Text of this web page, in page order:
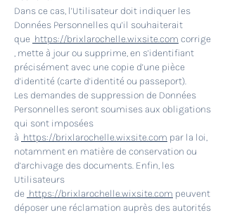
Dans ce cas, l’Utilisateur doit indiquer les
Données Personnelles qu’il souhaiterait
que https://brixlarochelle.wixsite.com corrige
, mette à jour ou supprime, en s’identifiant
précisément avec une copie d’une pièce
d’identité (carte d’identité ou passeport).
Les demandes de suppression de Données
Personnelles seront soumises aux obligations
qui sont imposées
à https://brixlarochelle.wixsite.com par la loi,
notamment en matière de conservation ou
d’archivage des documents. Enfin, les
Utilisateurs
de https://brixlarochelle.wixsite.com peuvent
déposer une réclamation auprès des autorités